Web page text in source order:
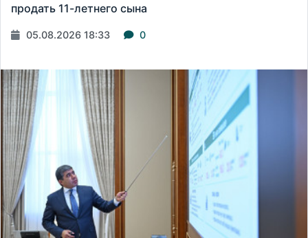
продать 11-летнего сына
05.08.2026 18:33 0